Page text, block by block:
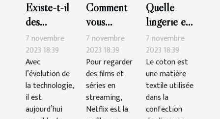
Existe-t-il
des
possibilités
de vendre
le CBD en
ligne ?
7 novembre
2023 18:39
Avec
l’évolution de
la technologie,
il est
aujourd’hui
Comment
vous
abonner à
Netflix ?
7 novembre
2023 18:39
Pour regarder
des films et
séries en
streaming,
Netflix est la
Quelle
lingerie en
coton
choisir ?
7 novembre
2023 18:39
Le coton est
une matière
textile utilisée
dans la
confection